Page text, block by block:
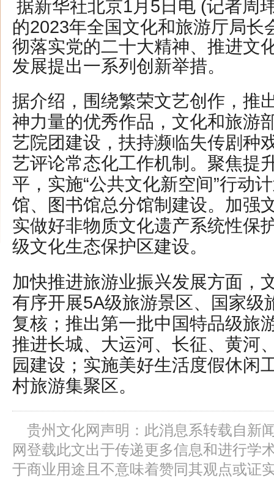
据新华社北京1月5日电 (记者周
的2023年全国文化和旅游厅局长
彻落实党的二十大精神、推进文
发展提出一系列创新举措。
据介绍，围绕繁荣文艺创作，推
神力量的优秀作品，文化和旅游
艺院团建设，扶持濒临失传剧种
艺评论常态化工作机制。聚焦提
平，实施“公共文化新空间”行动
馆、图书馆总分馆制建设。加强
实做好非物质文化遗产系统性保
级文化生态保护区建设。
加快推进旅游业振兴发展方面，
有序开展5A级旅游景区、国家级
复核；推出第一批中国特品级旅
推进长城、大运河、长征、黄河
园建设；实施美好生活度假休闲
村旅游集聚区。
贵州文化网声明：此消息系转载自新
网登载此文出于传递更多信息和进行学
于商业用途且不意味着赞同其观点或证